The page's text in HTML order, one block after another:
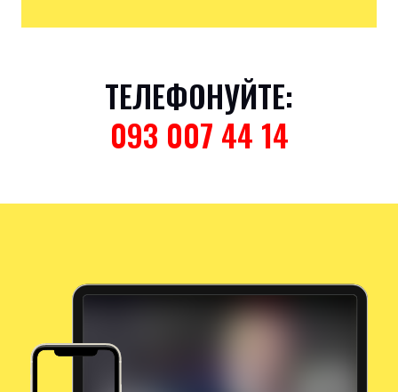
ТЕЛЕФОНУЙТЕ:
093 007 44 14